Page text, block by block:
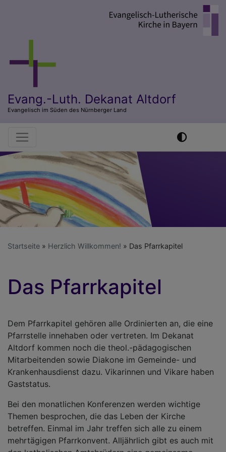
Evang.-Luth. Dekanat Altdorf
Evangelisch im Süden des Nürnberger Land
Hauptnavigation
Startseite Herzlich Willkommen! Das Pfarrkapitel
Das Pfarrkapitel
Dem Pfarrkapitel gehören alle Ordinierten an, die eine
Pfarrstelle innehaben oder vertreten. Im Dekanat
Altdorf kommen noch die theol.-pädagogischen
Mitarbeitenden sowie Diakone im Gemeinde- und
Krankenhausdienst dazu. Vikarinnen und Vikare haben
Gaststatus.
Bei den monatlichen Konferenzen werden wichtige
Themen besprochen, die das Leben der Kirche
betreffen. Einmal im Jahr treffen sich alle zu einem
mehrtägigen Pfarrkonvent. Alljährlich gibt es auch mit